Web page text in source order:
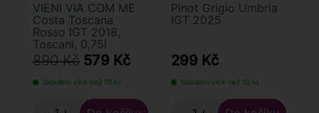
VIENI VIA COM ME
Costa Toscana
Rosso IGT 2018,
Toscani, 0,75l
890 Kč 579 Kč
Skladem více než 10 ks
Pinot Grigio Umbria
IGT 2025
299 Kč
Skladem více než 10 ks